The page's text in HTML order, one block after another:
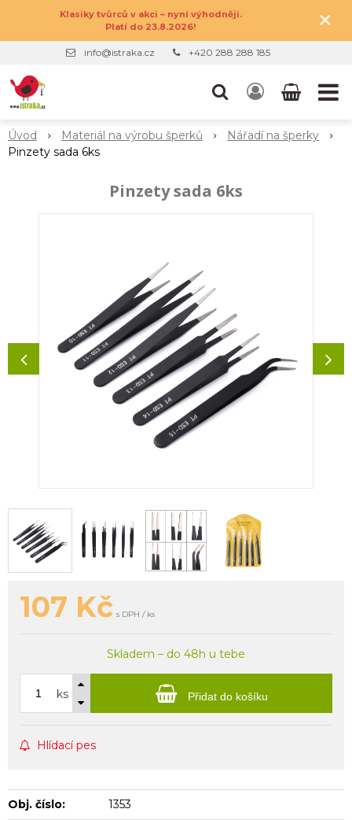
Klasiky tvůrců v akci – nyní výhodněji.
Platí do 23.8.2026!
×
info@istraka.cz +420 288 288 185
Úvod Materiál na výrobu šperků
Nářadí na šperky
Pinzety sada 6ks
Pinzety sada 6ks
107 Kč s DPH / ks
Skladem – do 48h u tebe
ks Přidat do košíku
Hlídací pes
Obj. číslo: 1353